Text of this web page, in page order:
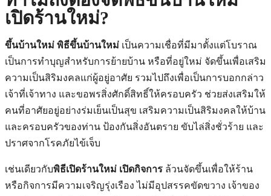
เปิดร้านใหม่?
ขึ้นบ้านใหม่ พิธีขึ้นบ้านใหม่ เป็นความเชื่อที่มีมาตั้งแต่โบราณ
เป็นการทำบุญสำหรับการย้ายบ้าน หรือที่อยู่ใหม่ จัดขึ้นเพื่อเสริม
ความเป็นสิริมงคลแก่ผู้อยู่อาศัย รวมไปถึงเพื่อเป็นการบอกกล่าว
เจ้าที่เจ้าทาง และขอพรสิ่งศักดิ์สิทธิ์ให้ครอบครัว ช่วยส่งเสริมให้
คนที่อาศัยอยู่อย่างร่มเย็นเป็นสุข เสริมความเป็นสิริมงคลให้บ้าน
และครอบครัวของท่าน ป้องกันสิ่งอันตราย ขับไล่สิ่งชั่วร้าย และ
ปราศจากโรคภัยไข้เจ็บ
เช่นเดียวกับพิธีเปิดร้านใหม่ เปิดกิจการ ล้วนจัดขึ้นเพื่อให้ร้าน
หรือกิจการมีความเจริญรุ่งเรือง ไม่มีอุปสรรคขัดขวาง เจ้าของ